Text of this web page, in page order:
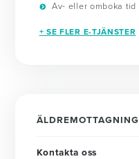
Av- eller omboka tid
+ SE FLER E-TJÄNSTER
ÄLDREMOTTAGNING
Kontakta oss